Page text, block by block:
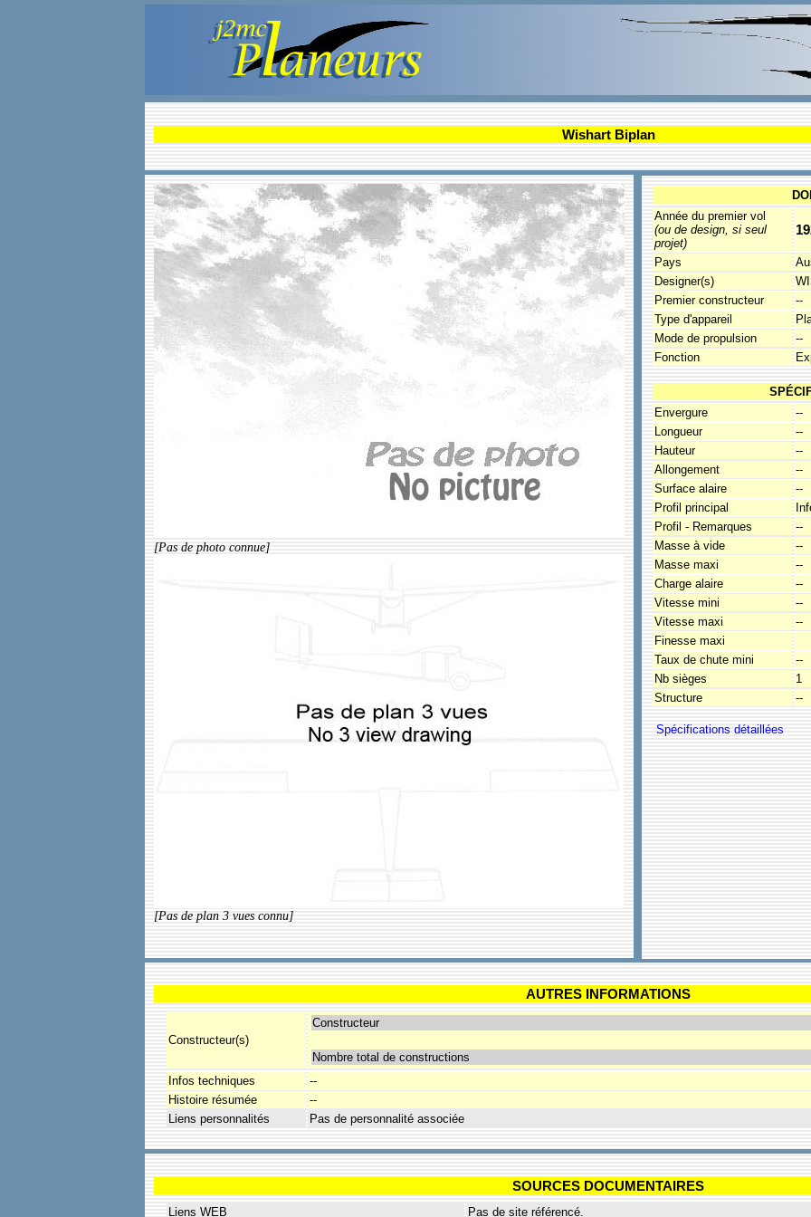
Wishart Biplan
Année du premier vol
(ou de design, si seul
projet)
Pays
Designer(s)
Premier constructeur
--
Type d'appareil
Mode de propulsion
--
Fonction
Envergure
--
Longueur
--
Hauteur
--
Allongement
--
Surface alaire
--
Profil principal
Profil - Remarques
--
Masse à vide
--
Masse maxi
--
Charge alaire
--
Vitesse mini
--
Vitesse maxi
--
Finesse maxi
Taux de chute mini
--
Nb sièges
1
Structure
--
[Pas de photo connue]
[Pas de plan 3 vues connu]
AUTRES INFORMATIONS
Constructeur(s)
Constructeur
Nombre total de constructions
Infos techniques
--
Histoire résumée
--
Liens personnalités
Pas de personnalité associée
SOURCES DOCUMENTAIRES
Liens WEB Pas de site référencé.